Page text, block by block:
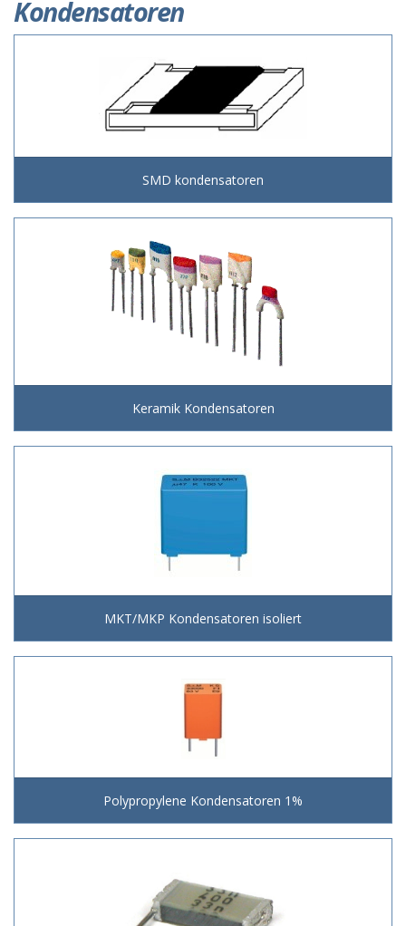
Kondensatoren
SMD kondensatoren
Keramik Kondensatoren
MKT/MKP Kondensatoren isoliert
Polypropylene Kondensatoren 1%